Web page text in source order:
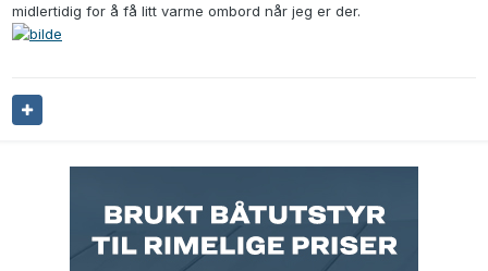
midlertidig for å få litt varme ombord når jeg er der.